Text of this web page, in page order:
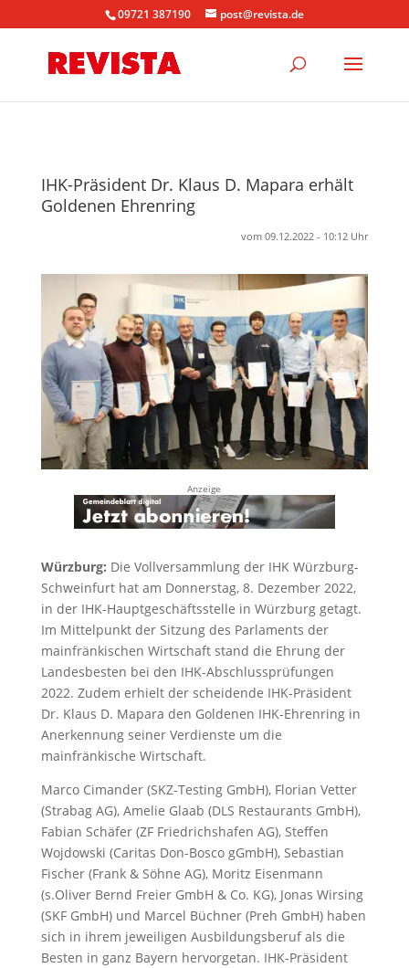
09721 387190 post@revista.de
IHK-Präsident Dr. Klaus D. Mapara erhält
Goldenen Ehrenring
vom 09.12.2022 - 10:12 Uhr
Anzeige
Würzburg: Die Vollversammlung der IHK Würzburg-
Schweinfurt hat am Donnerstag, 8. Dezember 2022,
in der IHK-Hauptgeschäftsstelle in Würzburg getagt.
Im Mittelpunkt der Sitzung des Parlaments der
mainfränkischen Wirtschaft stand die Ehrung der
Landesbesten bei den IHK-Abschlussprüfungen
2022. Zudem erhielt der scheidende IHK-Präsident
Dr. Klaus D. Mapara den Goldenen IHK-Ehrenring in
Anerkennung seiner Verdienste um die
mainfränkische Wirtschaft.
Marco Cimander (SKZ-Testing GmbH), Florian Vetter
(Strabag AG), Amelie Glaab (DLS Restaurants GmbH),
Fabian Schäfer (ZF Friedrichshafen AG), Steffen
Wojdowski (Caritas Don-Bosco gGmbH), Sebastian
Fischer (Frank & Söhne AG), Moritz Eisenmann
(s.Oliver Bernd Freier GmbH & Co. KG), Jonas Wirsing
(SKF GmbH) und Marcel Büchner (Preh GmbH) haben
sich in ihrem jeweiligen Ausbildungsberuf als die
Besten in ganz Bayern hervorgetan. IHK-Präsident